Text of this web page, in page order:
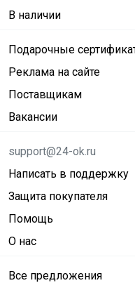
В наличии
Подарочные
Реклама на сайте
Поставщикам
Вакансии
support@24-ok.ru
Написать в поддержку
Защита покупателя
Помощь
О нас
Все предложения